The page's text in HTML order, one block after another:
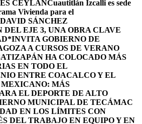
CEYLÁNCuautitlán Izcalli es sede
Vivienda para el
SÁNCHEZ
EJE 3, UNA OBRA CLAVE
*INVITA GOBIERNO DE
A CURSOS DE VERANO
ATIZAPÁN HA COLOCADO MÁS
EN TODO EL
ENTRE COACALCO Y EL
MÁS
EL DEPORTE DE ALTO
MUNICIPAL DE TECÁMAC
EN LOS LÍMITES CON
DEL TRABAJO EN EQUIPO Y EN